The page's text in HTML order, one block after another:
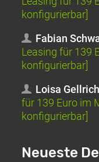
konfigurierbar]
Fabian
Leasing für 139
konfigurierbar]
Loisa Gellrich
für 139 Euro im
konfigurierbar]
Neueste